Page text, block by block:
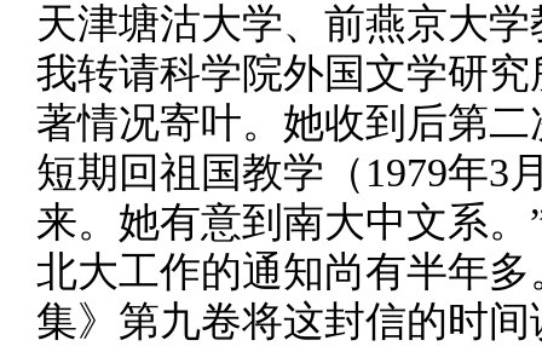
天津塘沽大学、前燕京大
我转请科学院外国文学研
著情况寄叶。她收到后第
短期回祖国教学（1979年3
来。她有意到南大中文系
北大工作的通知尚有半年
集》第九卷将这封信的时间